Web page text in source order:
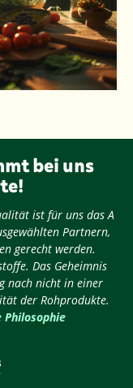
bei uns
ist für uns das A
Partnern,
gerecht werden.
Das Geheimnis
nach nicht in einer
der Rohprodukte.
Philosophie